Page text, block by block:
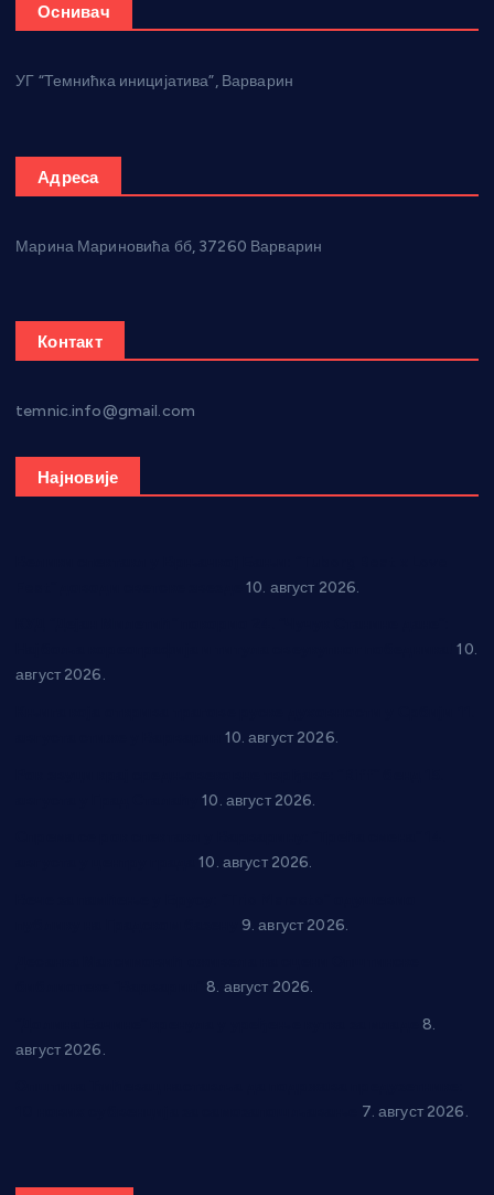
Оснивач
УГ “Темнићка иницијатива”, Варварин
Адреса
Марина Мариновића бб, 37260 Варварин
Контакт
temnic.info@gmail.com
Најновије
10. август 2026.
10.
август 2026.
10. август 2026.
10. август 2026.
10. август 2026.
9. август 2026.
8. август 2026.
8.
август 2026.
7. август 2026.